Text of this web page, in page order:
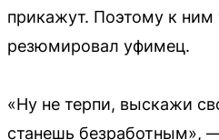
прикажут. Поэтому к
резюмировал уфимец.
«Ну не терпи, выскажи
станешь безработным»,